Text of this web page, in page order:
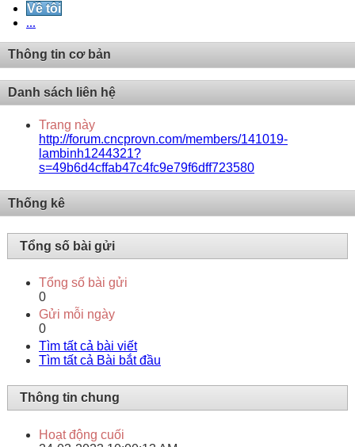
Về tôi
...
Thông tin cơ bản
Danh sách liên hệ
Trang này
http://forum.cncprovn.com/members/141019-
lambinh1244321?
s=49b6d4cffab47c4fc9e79f6dff723580
Thống kê
Tổng số bài gửi
Tổng số bài gửi
0
Gửi mỗi ngày
0
Tìm tất cả bài viết
Tìm tất cả Bài bắt đầu
Thông tin chung
Hoạt động cuối